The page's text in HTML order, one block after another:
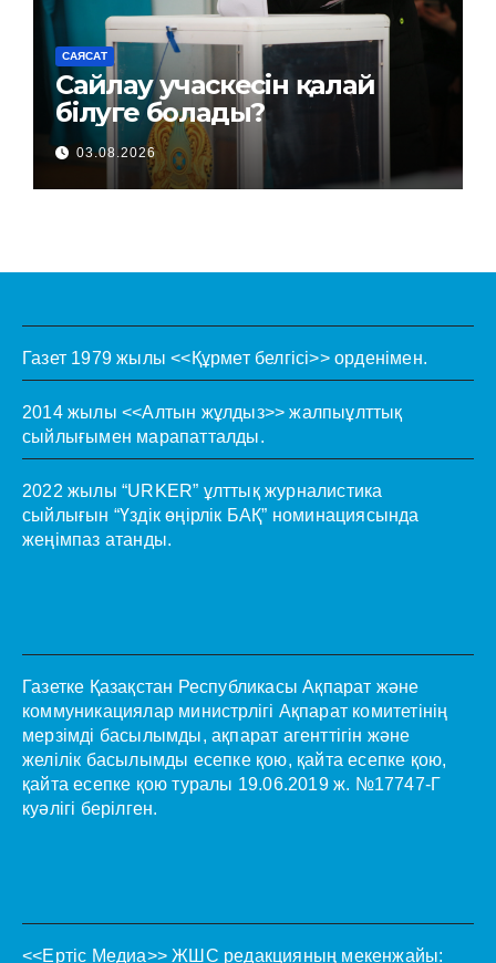
САЯСАТ
Сайлау учаскесін қалай
білуге болады?
03.08.2026
Газет 1979 жылы <<Құрмет белгісі>> орденімен.
2014 жылы <<Алтын жұлдыз>> жалпыұлттық
сыйлығымен марапатталды.
2022 жылы “URKER” ұлттық журналистика
сыйлығын “Үздік өңірлік БАҚ” номинациясында
жеңімпаз атанды.
Газетке Қазақстан Республикасы Ақпарат және
коммуникациялар министрлігі Ақпарат комитетінің
мерзімді басылымды, ақпарат агенттігін және
желілік басылымды есепке қою, қайта есепке қою,
қайта есепке қою туралы 19.06.2019 ж. №17747-Г
куәлігі берілген.
<<Ертіс Медиа>> ЖШС редакцияның мекенжайы: